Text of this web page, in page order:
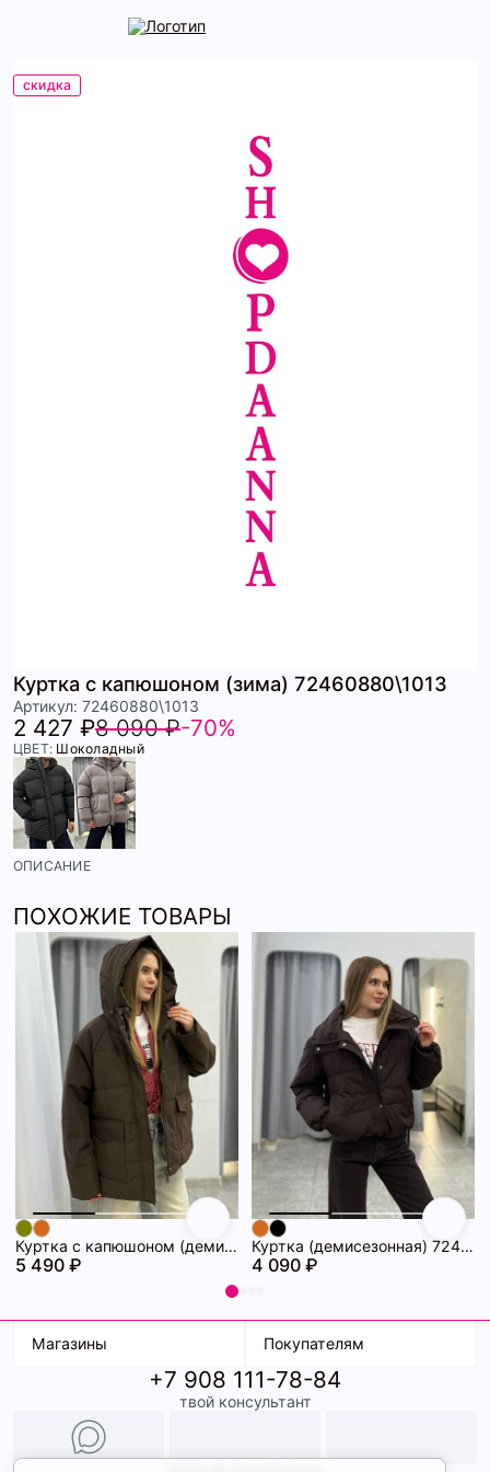
скидка
Куртка с капюшоном (зима) 72460880\1013
Артикул: 72460880\1013
2 427 ₽8 090 ₽-70%
ЦВЕТ: Шоколадный
ОПИСАНИЕ
ПОХОЖИЕ ТОВАРЫ
Куртка с капюшоном (демисезонная) 72462086\1013
5 490 ₽
Куртка (демисезонная) 72462069\1013
4 090 ₽
Магазины
ТК Терминал
ТРК Континент
Покупателям
Доставка
Условия оплаты
Образы
+7 908 111-78-84
твой консультант